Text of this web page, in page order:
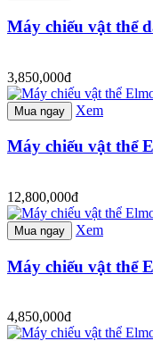
Máy chiếu vật thể
3,850,000đ
Mua ngay Xem
Máy chiếu vật thể
12,800,000đ
Mua ngay Xem
Máy chiếu vật thể
4,850,000đ